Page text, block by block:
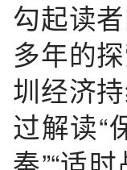
勾起读
多年的
圳经济
过解读“